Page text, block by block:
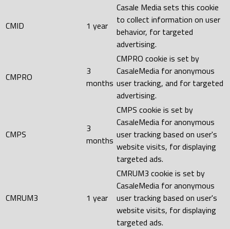
CMID 1 year
Casale Media sets this cookie
to collect information on user
behavior, for targeted
advertising.
CMPRO
3
months
CMPRO cookie is set by
CasaleMedia for anonymous
user tracking, and for targeted
advertising.
CMPS
3
months
CMPS cookie is set by
CasaleMedia for anonymous
user tracking based on user's
website visits, for displaying
targeted ads.
CMRUM3 1 year
CMRUM3 cookie is set by
CasaleMedia for anonymous
user tracking based on user's
website visits, for displaying
targeted ads.